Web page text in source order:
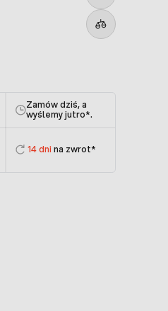
Zamów dziś, a
wyślemy jutro*.
14 dni na zwrot*